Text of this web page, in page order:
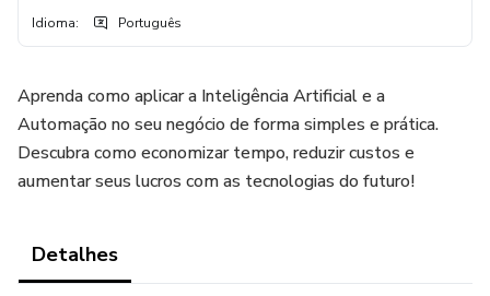
Idioma: Português
Aprenda como aplicar a Inteligência Artificial e a
Automação no seu negócio de forma simples e prática.
Descubra como economizar tempo, reduzir custos e
aumentar seus lucros com as tecnologias do futuro!
Detalhes